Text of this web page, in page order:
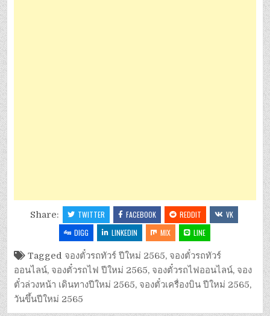
Share: TWITTER FACEBOOK REDDIT
VK
DIGG
LINKEDIN MIX LINE
Tagged จองตั๋วรถทัวร์ ปีใหม่ 2565, จองตั๋วรถทัวร์
ออนไลน์, จองตั๋วรถไฟ ปีใหม่ 2565, จองตั๋วรถไฟออนไลน์, จอง
ตั๋วล่วงหน้า เดินทางปีใหม่ 2565, จองตั๋วเครื่องบิน ปีใหม่ 2565,
วันขึ้นปีใหม่ 2565